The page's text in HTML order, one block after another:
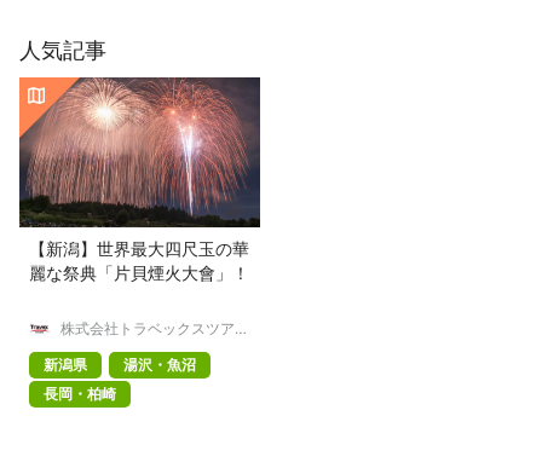
人気記事
【新潟】世界最大四尺玉の華
麗な祭典「片貝煙火大會」！
株式会社トラベックスツアー
新潟県
湯沢・魚沼
長岡・柏崎